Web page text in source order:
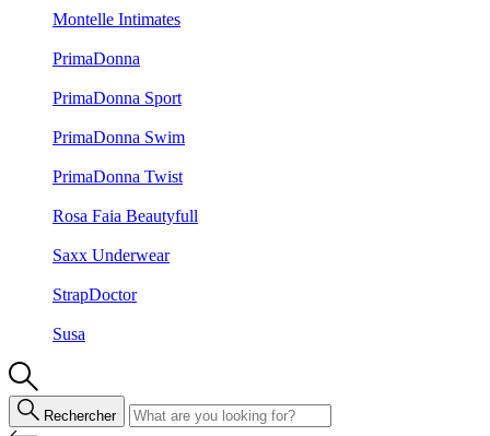
Montelle Intimates
PrimaDonna
PrimaDonna Sport
PrimaDonna Swim
PrimaDonna Twist
Rosa Faia Beautyfull
Saxx Underwear
StrapDoctor
Susa
Rechercher